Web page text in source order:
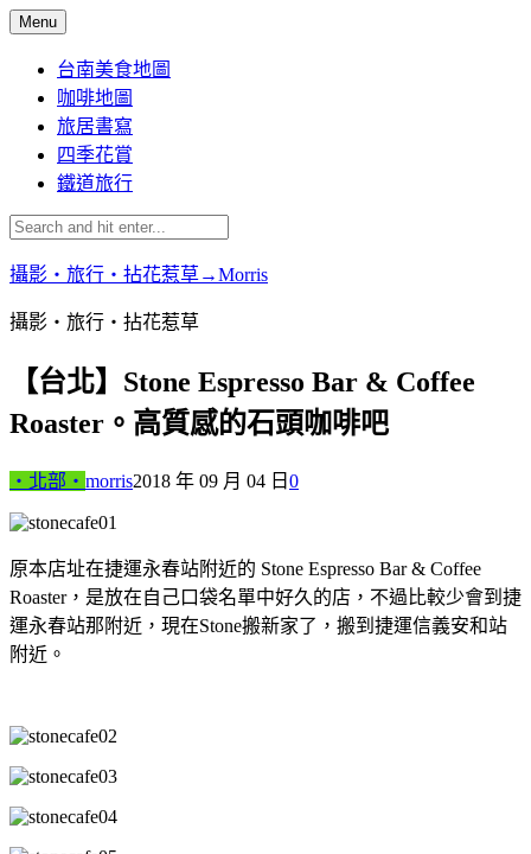
Skip
to
content
Menu
台南美食地圖
咖啡地圖
旅居書寫
四季花賞
鐵道旅行
攝影‧旅行‧拈花惹草→Morris
攝影‧旅行‧拈花惹草
【台北】Stone Espresso Bar & Coffee
Roaster。高質感的石頭咖啡吧
‧北部‧ morris2018 年 09 月 04 日 0
原本店址在捷運永春站附近的 Stone Espresso Bar & Coffee
Roaster，是放在自己口袋名單中好久的店，不過比較少會到捷
運永春站那附近，現在Stone搬新家了，搬到捷運信義安和站
附近。